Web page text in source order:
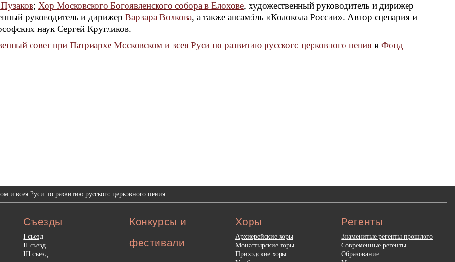
; Хор Московского Богоявленского собора в Елохове, художественный руководитель и дирижер
руководитель и дирижер Варвара Волкова, а также ансамбль «Колокола России». Автор сценария и
наук Сергей Кругликов.
совет при Патриархе Московском и всея Руси по развитию русского церковного пения и Фонд
и всея Руси по развитию русского церковного пения.
Съезды
I съезд
II съезд
III съезд
Конкурсы и
фестивали
Хоры
Архиерейские хоры
Монастырские хоры
Приходские хоры
Регенты
Знаменитые регенты прошлого
Современные регенты
Образование